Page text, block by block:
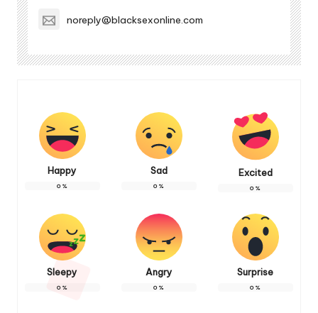
noreply@blacksexonline.com
Happy
0%
Sad
0%
Excited
0%
Sleepy
0%
Angry
0%
Surprise
0%